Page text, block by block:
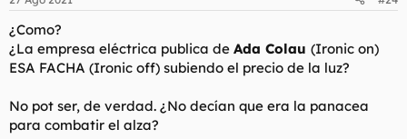
¿Como?
¿La empresa eléctrica publica de Ada Colau (Ironic on)
ESA FACHA (Ironic off) subiendo el precio de la luz?
No pot ser, de verdad. ¿No decían que era la panacea
para combatir el alza?